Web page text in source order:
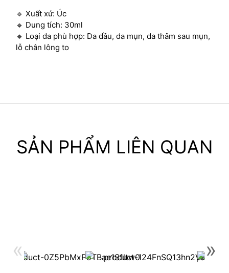
🔹 Xuất xứ: Úc
🔹 Dung tích: 30ml
🔹 Loại da phù hợp: Da dầu, da mụn, da thâm sau mụn,
lỗ chân lông to
SẢN PHẨM LIÊN QUAN
« »